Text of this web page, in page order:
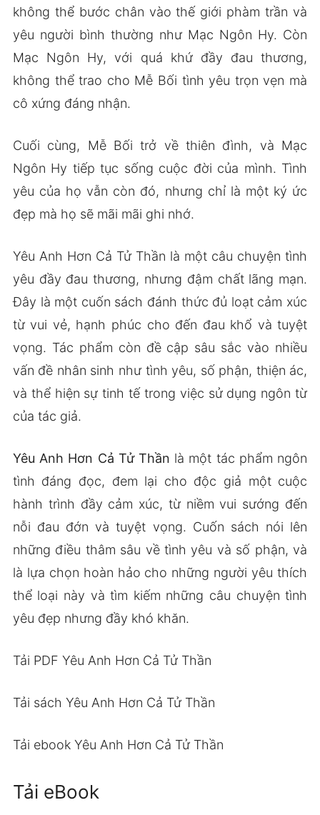
không thể bước chân vào thế giới phàm trần và
yêu người bình thường như Mạc Ngôn Hy. Còn
Mạc Ngôn Hy, với quá khứ đầy đau thương,
không thể trao cho Mễ Bối tình yêu trọn vẹn mà
cô xứng đáng nhận.
Cuối cùng, Mễ Bối trở về thiên đình, và Mạc
Ngôn Hy tiếp tục sống cuộc đời của mình. Tình
yêu của họ vẫn còn đó, nhưng chỉ là một ký ức
đẹp mà họ sẽ mãi mãi ghi nhớ.
Yêu Anh Hơn Cả Tử Thần là một câu chuyện tình
yêu đầy đau thương, nhưng đậm chất lãng mạn.
Đây là một cuốn sách đánh thức đủ loạt cảm xúc
từ vui vẻ, hạnh phúc cho đến đau khổ và tuyệt
vọng. Tác phẩm còn đề cập sâu sắc vào nhiều
vấn đề nhân sinh như tình yêu, số phận, thiện ác,
và thể hiện sự tinh tế trong việc sử dụng ngôn từ
của tác giả.
Yêu Anh Hơn Cả Tử Thần là một tác phẩm ngôn
tình đáng đọc, đem lại cho độc giả một cuộc
hành trình đầy cảm xúc, từ niềm vui sướng đến
nỗi đau đớn và tuyệt vọng. Cuốn sách nói lên
những điều thâm sâu về tình yêu và số phận, và
là lựa chọn hoàn hảo cho những người yêu thích
thể loại này và tìm kiếm những câu chuyện tình
yêu đẹp nhưng đầy khó khăn.
Tải PDF Yêu Anh Hơn Cả Tử Thần
Tải sách Yêu Anh Hơn Cả Tử Thần
Tải ebook Yêu Anh Hơn Cả Tử Thần
Tải eBook